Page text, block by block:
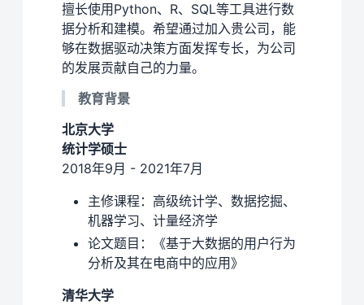
擅长使用Python、R、SQL等工具进行数
据分析和建模。希望通过加入贵公司，能
够在数据驱动决策方面发挥专长，为公司
的发展贡献自己的力量。
教育背景
北京大学
统计学硕士
2018年9月 - 2021年7月
主修课程：高级统计学、数据挖掘、
机器学习、计量经济学
论文题目：《基于大数据的用户行为
分析及其在电商中的应用》
清华大学